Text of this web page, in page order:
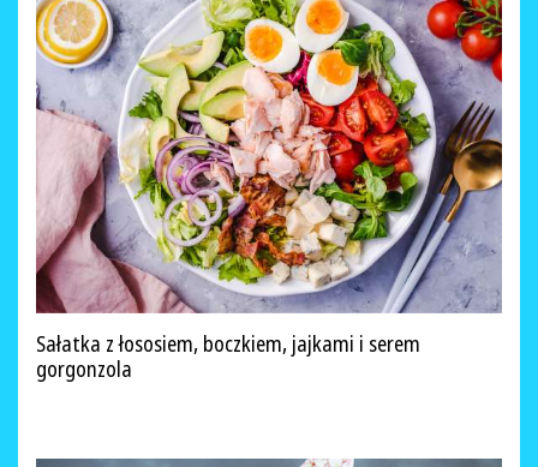
Sałatka z łososiem, boczkiem, jajkami i serem
gorgonzola